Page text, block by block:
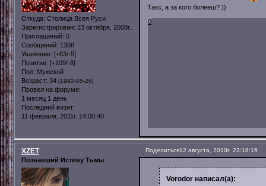
Откуда: Столица Всея Руси
Зарегистрирован: 23 октября, 2008г.
Приглашений: 0
Сообщений: 1308
Уважение: [+63/-5]
Позитив: [+109/-8]
Пол: Мужской
Возраст: 34 [1992-05-26]
Провел на форуме:
1 месяц 1 день
Последний визит:
11 февраля, 2011г. 14:00:40
Такс, а за кого болееш? ))
0
Поделиться12 августа, 2010г. 23:18:16
XZET
Познавший Истину Тьмы
Vorodor написал(а):